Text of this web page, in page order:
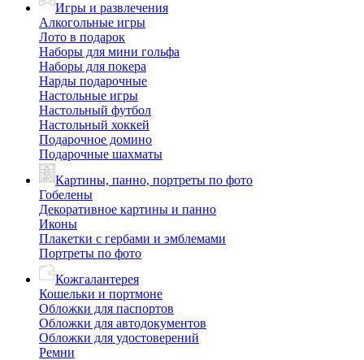
Игры и развлечения
Алкогольные игры
Лото в подарок
Наборы для мини гольфа
Наборы для покера
Нарды подарочные
Настольные игры
Настольный футбол
Настольный хоккей
Подарочное домино
Подарочные шахматы
Картины, панно, портреты по фото
Гобелены
Декоративное картины и панно
Иконы
Плакетки с гербами и эмблемами
Портреты по фото
Кожгалантерея
Кошельки и портмоне
Обложки для паспортов
Обложки для автодокументов
Обложки для удостоверений
Ремни